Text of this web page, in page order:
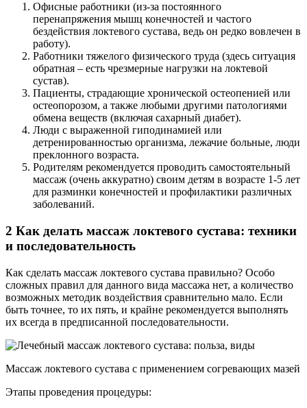
Офисные работники (из-за постоянного
перенапряжения мышц конечностей и частого
бездействия локтевого сустава, ведь он редко вовлечен в
работу).
Работники тяжелого физического труда (здесь ситуация
обратная – есть чрезмерные нагрузки на локтевой
сустав).
Пациенты, страдающие хронической остеопенией или
остеопорозом, а также любыми другими патологиями
обмена веществ (включая сахарный диабет).
Люди с выраженной гиподинамией или
детренированностью организма, лежачие больные, люди
преклонного возраста.
Родителям рекомендуется проводить самостоятельный
массаж (очень аккуратно) своим детям в возрасте 1-5 лет
для разминки конечностей и профилактики различных
заболеваний.
2 Как делать массаж локтевого сустава: техники
и последовательность
Как сделать массаж локтевого сустава правильно? Особо
сложных правил для данного вида массажа нет, а количество
возможных методик воздействия сравнительно мало. Если
быть точнее, то их пять, и крайне рекомендуется выполнять
их всегда в предписанной последовательности.
Массаж локтевого сустава с применением согревающих мазей
Этапы проведения процедуры: